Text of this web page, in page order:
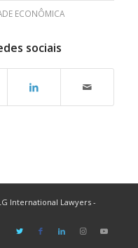
ECONÔMICA
sociais
International Lawyers -